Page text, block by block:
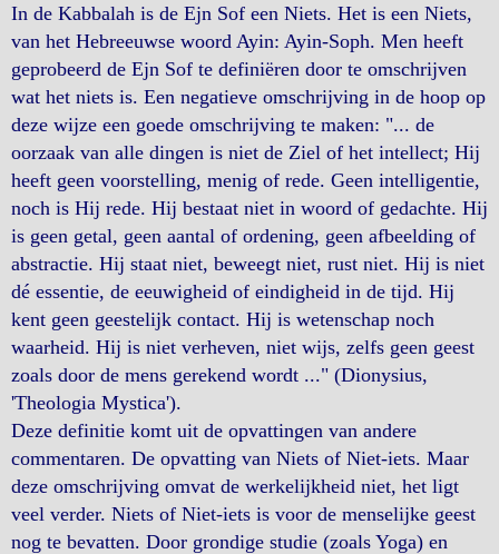
In de Kabbalah is de Ejn Sof een Niets. Het is een Niets,
van het Hebreeuwse woord Ayin: Ayin-Soph. Men heeft
geprobeerd de Ejn Sof te definiëren door te omschrijven
wat het niets is. Een negatieve omschrijving in de hoop op
deze wijze een goede omschrijving te maken: "... de
oorzaak van alle dingen is niet de Ziel of het intellect; Hij
heeft geen voorstelling, menig of rede. Geen intelligentie,
noch is Hij rede. Hij bestaat niet in woord of gedachte. Hij
is geen getal, geen aantal of ordening, geen afbeelding of
abstractie. Hij staat niet, beweegt niet, rust niet. Hij is niet
dé essentie, de eeuwigheid of eindigheid in de tijd. Hij
kent geen geestelijk contact. Hij is wetenschap noch
waarheid. Hij is niet verheven, niet wijs, zelfs geen geest
zoals door de mens gerekend wordt ..." (Dionysius,
'Theologia Mystica').
Deze definitie komt uit de opvattingen van andere
commentaren. De opvatting van Niets of Niet-iets. Maar
deze omschrijving omvat de werkelijkheid niet, het ligt
veel verder. Niets of Niet-iets is voor de menselijke geest
nog te bevatten. Door grondige studie (zoals Yoga) en